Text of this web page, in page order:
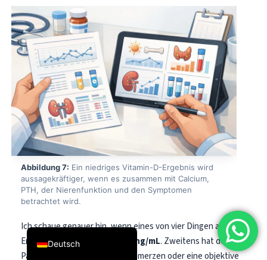
Abbildung 7: Ein niedriges Vitamin-D-Ergebnis wird
aussagekräftiger, wenn es zusammen mit Calcium,
PTH, der Nierenfunktion und den Symptomen
betrachtet wird.
Ich schaue genauer hin, wenn eines von vier Dingen auftritt.
Erstens ist der Wert
unter 10 ng/mL. Zweitens hat der
Patient Frakturen, Knochenschmerzen oder eine objektive
Deutsch
English
العربية
Français
עִבְרִית
Italiano
Español
Português
Ελληνικά
Türkçe
Română
简体中文
فارسی